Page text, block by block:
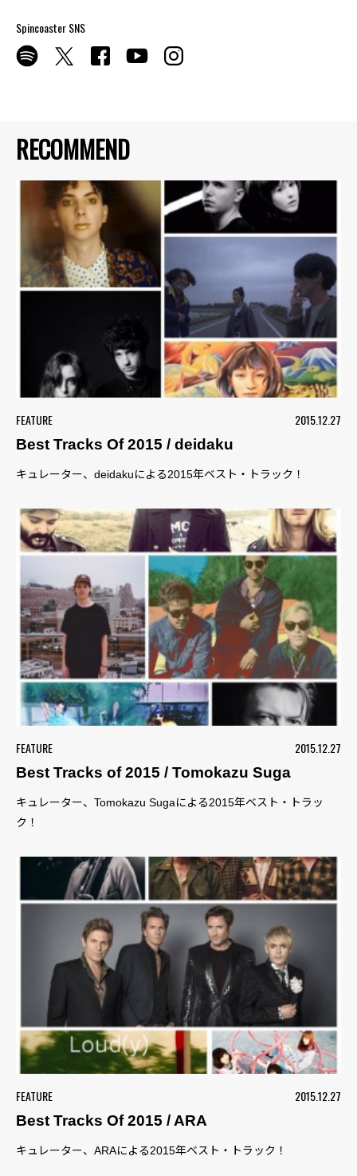
RECOMMEND
FEATURE
2015.12.27
Best Tracks Of 2015 / deidaku
キュレーター、deidakuによる2015年ベスト・トラック！
FEATURE
2015.12.27
Best Tracks of 2015 / Tomokazu Suga
キュレーター、Tomokazu Sugaによる2015年ベスト・トラッ
ク！
FEATURE
2015.12.27
Best Tracks Of 2015 / ARA
キュレーター、ARAによる2015年ベスト・トラック！
Spincoaster SNS